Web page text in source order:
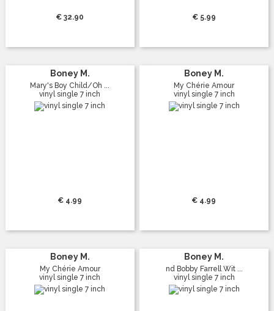
€ 32.90 € 5.99
Boney M.
Mary's Boy Child/Oh ...
vinyl single 7 inch
€ 4.99
Boney M.
My Chérie Amour
vinyl single 7 inch
€ 4.99
Boney M.
My Chérie Amour
vinyl single 7 inch
Boney M.
nd Bobby Farrell Wit ...
vinyl single 7 inch